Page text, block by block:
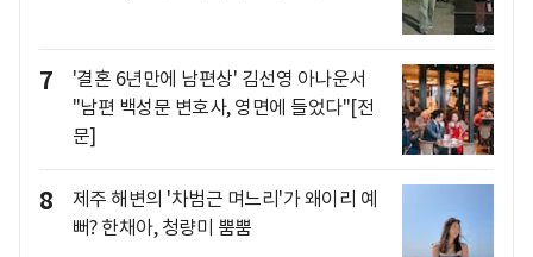
7
'결혼 6년만에 남편상' 김선영 아나운서
"남편 백성문 변호사, 영면에 들었다"[전
문]
8
제주 해변의 '차범근 며느리'가 왜이리 예
뻐? 한채아, 청량미 뿜뿜